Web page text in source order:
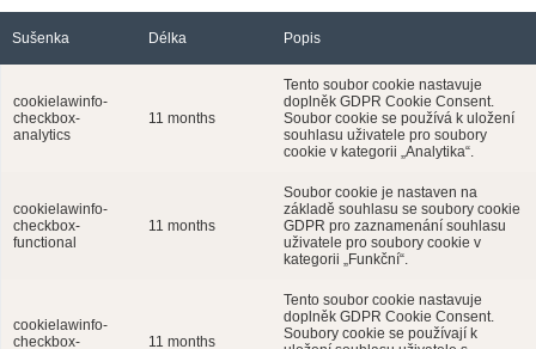
Sušenka Délka Popis
cookielawinfo-
checkbox-
analytics
11 months
Tento soubor cookie nastavuje
doplněk GDPR Cookie Consent.
Soubor cookie se používá k uložení
souhlasu uživatele pro soubory
cookie v kategorii „Analytika“.
cookielawinfo-
checkbox-
functional
11 months
Soubor cookie je nastaven na
základě souhlasu se soubory cookie
GDPR pro zaznamenání souhlasu
uživatele pro soubory cookie v
kategorii „Funkční“.
cookielawinfo-
checkbox-
11 months
Tento soubor cookie nastavuje
doplněk GDPR Cookie Consent.
Soubory cookie se používají k